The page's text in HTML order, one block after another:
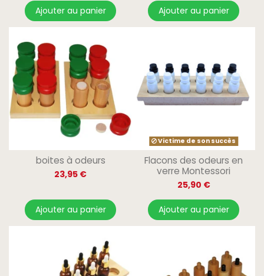
Ajouter au panier Ajouter au panier
boites à odeurs
23,95 €
Ajouter au panier
Victime de son succès
Flacons des odeurs en
verre Montessori
25,90 €
Ajouter au panier